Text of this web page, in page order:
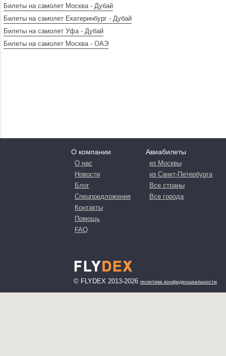
Билеты на самолет Москва - Дубай
Билеты на самолет Екатеринбург - Дубай
Билеты на самолет Уфа - Дубай
Билеты на самолет Москва - ОАЭ
О компании
О нас
Новости
Блог
Спецпредложения
Контакты
Помощь
FAQ
Авиабилеты
из Москвы
из Санкт-Петербурга
Все страны
Все города
© FLYDEX 2013-2026 политика конфиденциальности